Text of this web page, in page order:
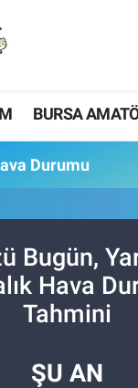
BURSA
Durumu
Bugün,
Hava
Tahmini
ŞU AN